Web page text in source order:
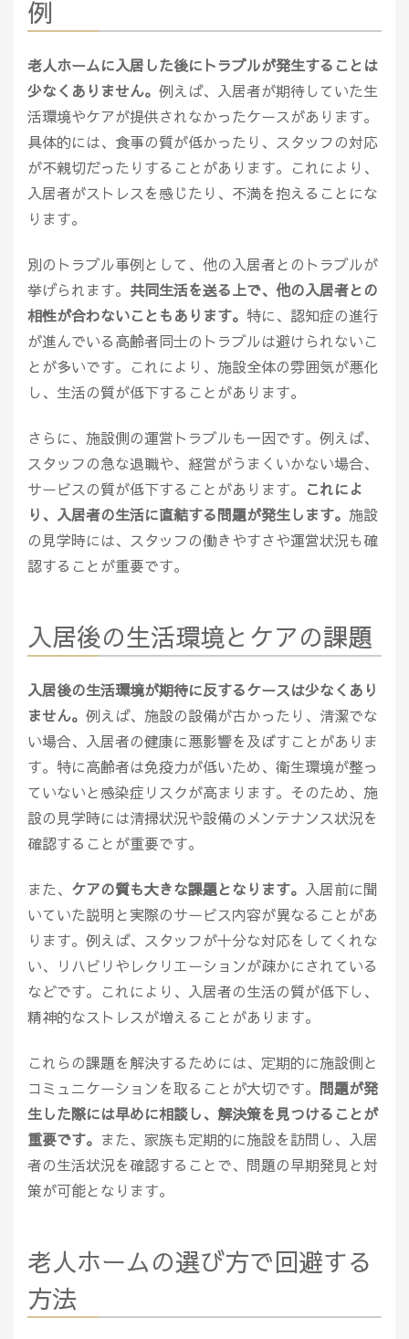
例
老人ホームに入居した後にトラブルが発生することは
少なくありません。 例えば、入居者が期待していた生
活環境やケアが提供されなかったケースがあります。
具体的には、食事の質が低かったり、スタッフの対応
が不親切だったりすることがあります。これにより、
入居者がストレスを感じたり、不満を抱えることにな
ります。
別のトラブル事例として、他の入居者とのトラブルが
挙げられます。 共同生活を送る上で、他の入居者との
相性が合わないこともあります。 特に、認知症の進行
が進んでいる高齢者同士のトラブルは避けられないこ
とが多いです。これにより、施設全体の雰囲気が悪化
し、生活の質が低下することがあります。
さらに、施設側の運営トラブルも一因です。例えば、
スタッフの急な退職や、経営がうまくいかない場合、
サービスの質が低下することがあります。 これによ
り、入居者の生活に直結する問題が発生します。 施設
の見学時には、スタッフの働きやすさや運営状況も確
認することが重要です。
入居後の生活環境とケアの課題
入居後の生活環境が期待に反するケースは少なくあり
ません。 例えば、施設の設備が古かったり、清潔でな
い場合、入居者の健康に悪影響を及ぼすことがありま
す。特に高齢者は免疫力が低いため、衛生環境が整っ
ていないと感染症リスクが高まります。そのため、施
設の見学時には清掃状況や設備のメンテナンス状況を
確認することが重要です。
また、 ケアの質も大きな課題となります。 入居前に聞
いていた説明と実際のサービス内容が異なることがあ
ります。例えば、スタッフが十分な対応をしてくれな
い、リハビリやレクリエーションが疎かにされている
などです。これにより、入居者の生活の質が低下し、
精神的なストレスが増えることがあります。
これらの課題を解決するためには、定期的に施設側と
コミュニケーションを取ることが大切です。 問題が発
生した際には早めに相談し、解決策を見つけることが
重要です。 また、家族も定期的に施設を訪問し、入居
者の生活状況を確認することで、問題の早期発見と対
策が可能となります。
老人ホームの選び方で回避する
方法